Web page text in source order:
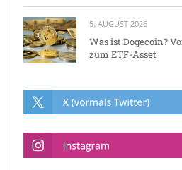
5. AUGUST 2026
Was ist Dogecoin?
zum ETF-Asset